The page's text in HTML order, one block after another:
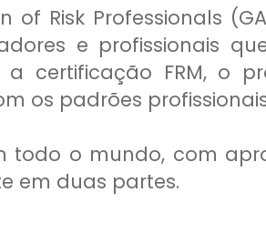
Risk Professionals
e profissionais
certificação FRM, o
os padrões
todo o mundo, com
em duas partes.